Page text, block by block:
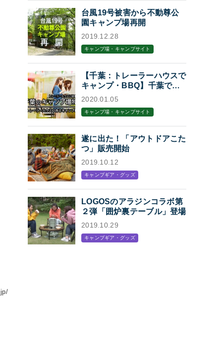
台風19号被害から不動尊公
園キャンプ場再開
2019.12.28
キャンプ場・キャンプサイト
【千葉：トレーラーハウスで
キャンプ・BBQ】千葉でト
レーラーハウスに泊まれるキ
2020.01.05
キャンプ場・キャンプサイト
遂に出た！「アウトドアこた
つ」販売開始
2019.10.12
キャンプギア・グッズ
LOGOSのアラジンコラボ第
２弾「囲炉裏テーブル」登場
2019.10.29
キャンプギア・グッズ